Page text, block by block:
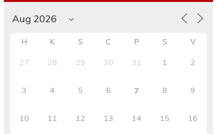
H K S C P S V
27 28 29 30 31 1 2
3 4 5 6 7 8 9
10 11 12 13 14 15 16